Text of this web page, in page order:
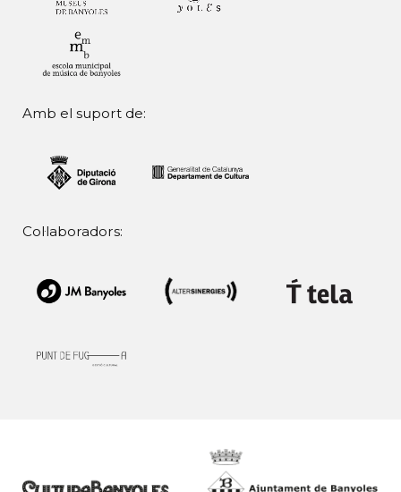
Amb el suport de:
Col·laboradors: